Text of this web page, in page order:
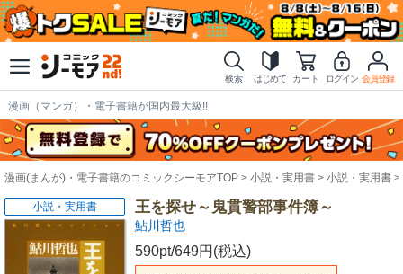
検索 はじめて カート ログイン 会員登録
漫画（マンガ）・電子書籍が国内最大級!!
漫画(まんが)・電子書籍のコミックシーモアTOP 小説・実用書 小説・実用書
王を探せ～鬼貫警部事件簿～
鮎川哲也
590pt/649円(税込)
小説・実用書